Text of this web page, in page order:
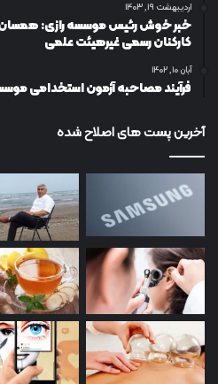
اردیبهشت ۱۹, ۱۴۰۳
خبر خوش رئیس موسسه رازی:
کارکنان رسمی غیرهیئت علمی
آبان ۱۰, ۱۴۰۲
فرآیند مصاحبه آزمون استخدامی
آخرین پست های اصلاح شده